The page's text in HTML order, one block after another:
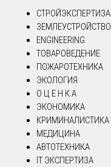
СТРОЙЭКСПЕРТИЗА
ЗЕМЛЕУСТРОЙСТВО
ENGINEERING
ТОВАРОВЕДЕНИЕ
ПОЖАРОТЕХНИКА
ЭКОЛОГИЯ
О Ц Е Н К А
ЭКОНОМИКА
КРИМИНАЛИСТИКА
МЕДИЦИНА
АВТОТЕХНИКА
IT ЭКСПЕРТИЗА